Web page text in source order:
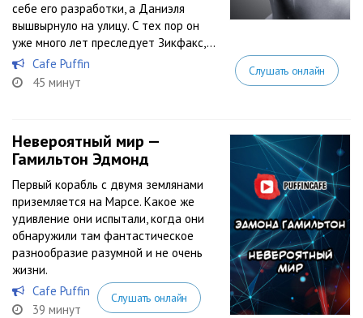
себе его разработки, а Даниэля
вышвырнуло на улицу. С тех пор он
уже много лет преследует Зикфакс,...
Cafe Puffin
45 минут
Слушать онлайн
Невероятный мир —
Гамильтон Эдмонд
Первый корабль с двумя землянами
приземляется на Марсе. Какое же
удивление они испытали, когда они
обнаружили там фантастическое
разнообразие разумной и не очень
жизни.
Cafe Puffin
39 минут
Слушать онлайн